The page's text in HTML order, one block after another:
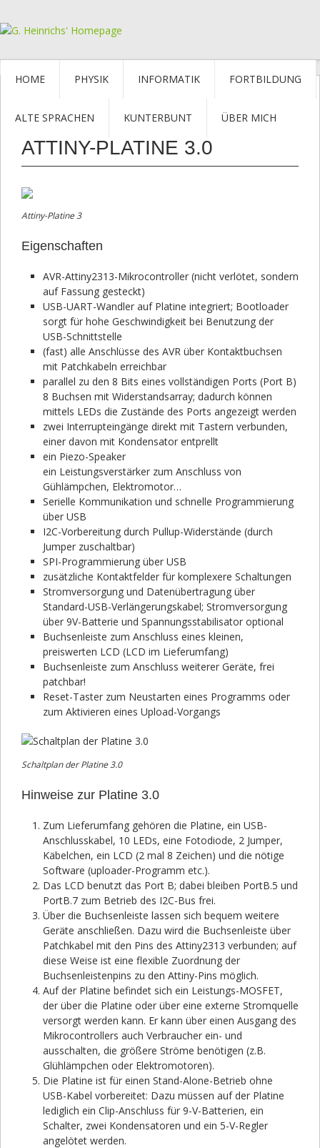
HOME PHYSIK INFORMATIK FORTBILDUNG
ALTE SPRACHEN KUNTERBUNT ÜBER MICH
ATTINY-PLATINE 3.0
Attiny-Platine 3
Eigenschaften
AVR-Attiny2313-Mikrocontroller (nicht verlötet, sondern
auf Fassung gesteckt)
USB-UART-Wandler auf Platine integriert; Bootloader
sorgt für hohe Geschwindigkeit bei Benutzung der
USB-Schnittstelle
(fast) alle Anschlüsse des AVR über Kontaktbuchsen
mit Patchkabeln erreichbar
parallel zu den 8 Bits eines vollständigen Ports (Port B)
8 Buchsen mit Widerstandsarray; dadurch können
mittels LEDs die Zustände des Ports angezeigt werden
zwei Interrupteingänge direkt mit Tastern verbunden,
einer davon mit Kondensator entprellt
ein Piezo-Speaker
ein Leistungsverstärker zum Anschluss von
Gühlämpchen, Elektromotor…
Serielle Kommunikation und schnelle Programmierung
über USB
I2C-Vorbereitung durch Pullup-Widerstände (durch
Jumper zuschaltbar)
SPI-Programmierung über USB
zusätzliche Kontaktfelder für komplexere Schaltungen
Stromversorgung und Datenübertragung über
Standard-USB-Verlängerungskabel; Stromversorgung
über 9V-Batterie und Spannungsstabilisator optional
Buchsenleiste zum Anschluss eines kleinen,
preiswerten LCD (LCD im Lieferumfang)
Buchsenleiste zum Anschluss weiterer Geräte, frei
patchbar!
Reset-Taster zum Neustarten eines Programms oder
zum Aktivieren eines Upload-Vorgangs
Schaltplan der Platine 3.0
Hinweise zur Platine 3.0
Zum Lieferumfang gehören die Platine, ein USB-
Anschlusskabel, 10 LEDs, eine Fotodiode, 2 Jumper,
Käbelchen, ein LCD (2 mal 8 Zeichen) und die nötige
Software (uploader-Programm etc.).
Das LCD benutzt das Port B; dabei bleiben PortB.5 und
PortB.7 zum Betrieb des I2C-Bus frei.
Über die Buchsenleiste lassen sich bequem weitere
Geräte anschließen. Dazu wird die Buchsenleiste über
Patchkabel mit den Pins des Attiny2313 verbunden; auf
diese Weise ist eine flexible Zuordnung der
Buchsenleistenpins zu den Attiny-Pins möglich.
Auf der Platine befindet sich ein Leistungs-MOSFET,
der über die Platine oder über eine externe Stromquelle
versorgt werden kann. Er kann über einen Ausgang des
Mikrocontrollers auch Verbraucher ein- und
ausschalten, die größere Ströme benötigen (z.B.
Glühlämpchen oder Elektromotoren).
Die Platine ist für einen Stand-Alone-Betrieb ohne
USB-Kabel vorbereitet: Dazu müssen auf der Platine
lediglich ein Clip-Anschluss für 9-V-Batterien, ein
Schalter, zwei Kondensatoren und ein 5-V-Regler
angelötet werden.